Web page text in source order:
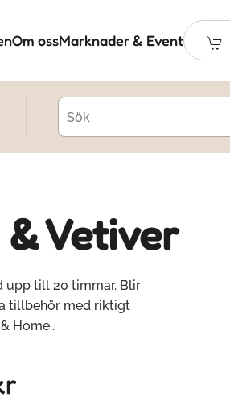
Om ossMarknader & Event
Vetiver
upp till 20 timmar. Blir
tillbehör med riktigt
Home..